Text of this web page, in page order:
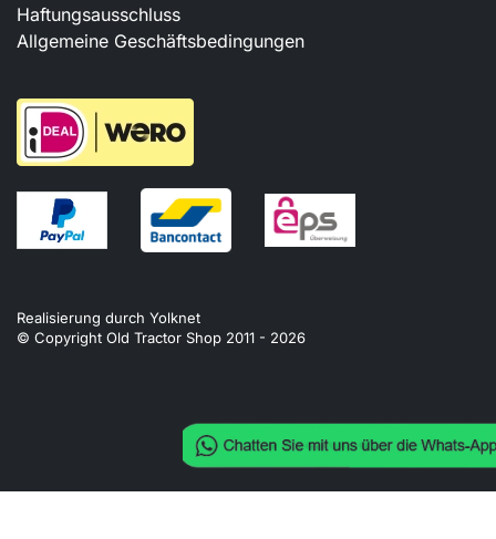
Haftungsausschluss
Allgemeine Geschäftsbedingungen
Realisierung durch Yolknet
© Copyright Old Tractor Shop 2011 - 2026